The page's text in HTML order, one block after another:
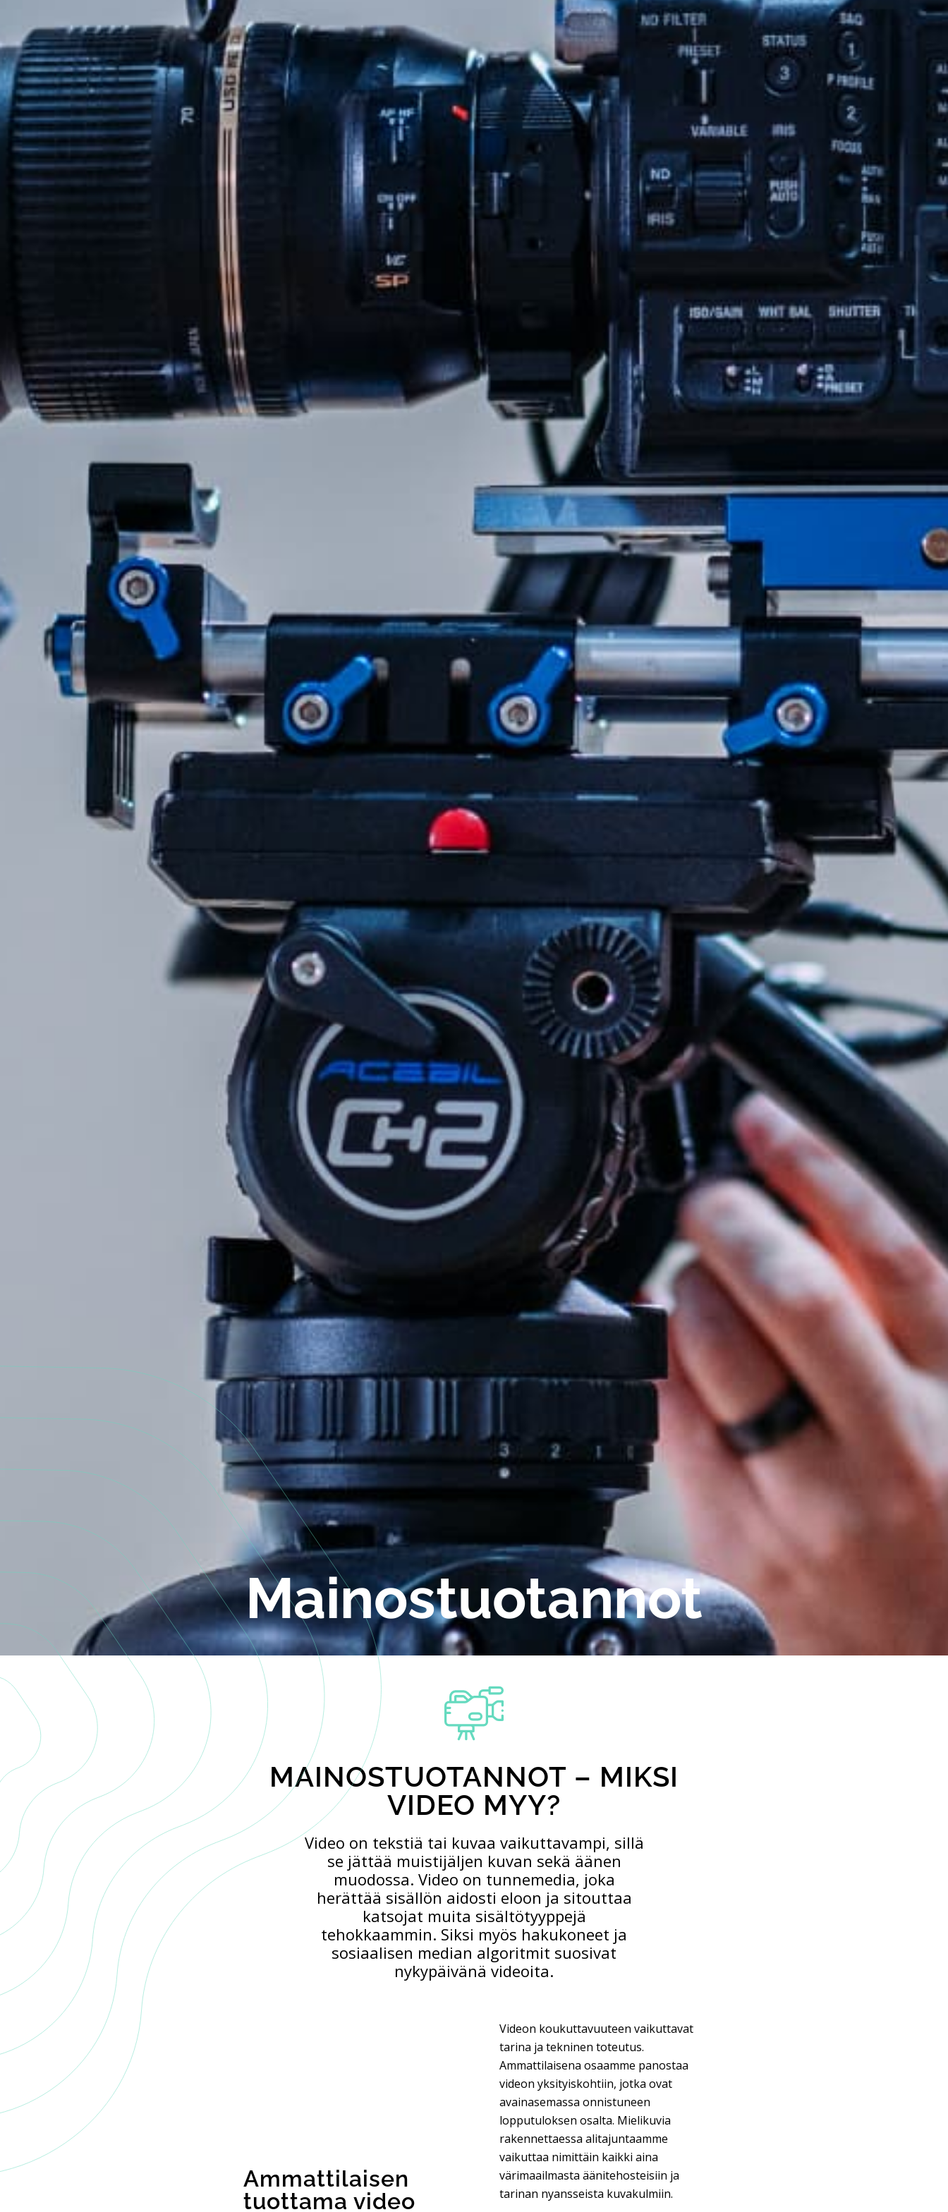
Mainostuotannot
MAINOSTUOTANNOT – MIKSI
VIDEO MYY?
Video on tekstiä tai kuvaa vaikuttavampi, sillä
se jättää muistijäljen kuvan sekä äänen
muodossa. Video on tunnemedia, joka
herättää sisällön aidosti eloon ja sitouttaa
katsojat muita sisältötyyppejä
tehokkaammin. Siksi myös hakukoneet ja
sosiaalisen median algoritmit suosivat
nykypäivänä videoita.
Ammattilaisen
tuottama video
Videon koukuttavuuteen vaikuttavat
tarina ja tekninen toteutus.
Ammattilaisena osaamme panostaa
videon yksityiskohtiin, jotka ovat
avainasemassa onnistuneen
lopputuloksen osalta. Mielikuvia
rakennettaessa alitajuntaamme
vaikuttaa nimittäin kaikki aina
värimaailmasta äänitehosteisiin ja
tarinan nyansseista kuvakulmiin.